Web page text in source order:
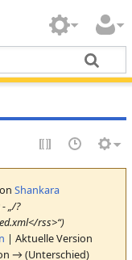
Shankara
„/?
rss>“)
| Aktuelle Version
→ (Unterschied)